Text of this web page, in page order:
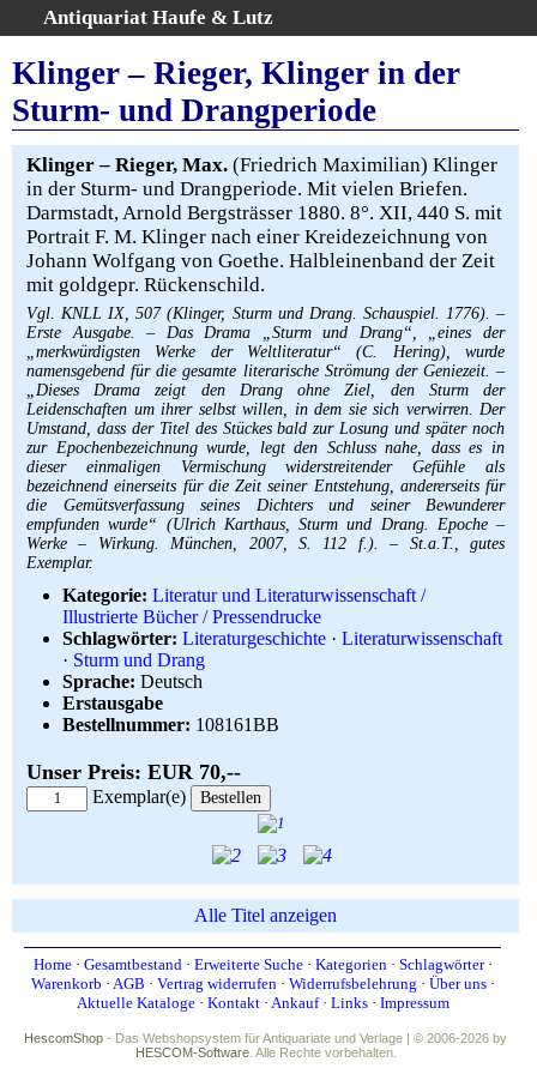
Antiquariat Haufe & Lutz
Home
Gesamtbestand
Erweiterte Suche
Kategorien
Schlagwörter
Warenkorb
AGB
Widerruf
Über uns
Aktuelle Kataloge
Kontakt
Ankauf
Links
Impressum
Klinger – Rieger, Klinger in der
Sturm- und Drangperiode
Klinger – Rieger, Max. (Friedrich Maximilian) Klinger
in der Sturm- und Drangperiode. Mit vielen Briefen.
Darmstadt, Arnold Bergsträsser 1880. 8°. XII, 440 S. mit
Portrait F. M. Klinger nach einer Kreidezeichnung von
Johann Wolfgang von Goethe. Halbleinenband der Zeit
mit goldgepr. Rückenschild.
Vgl. KNLL IX, 507 (Klinger, Sturm und Drang. Schauspiel. 1776). –
Erste Ausgabe. – Das Drama „Sturm und Drang“, „eines der
„merkwürdigsten Werke der Weltliteratur“ (C. Hering), wurde
namensgebend für die gesamte literarische Strömung der Geniezeit. –
„Dieses Drama zeigt den Drang ohne Ziel, den Sturm der
Leidenschaften um ihrer selbst willen, in dem sie sich verwirren. Der
Umstand, dass der Titel des Stückes bald zur Losung und später noch
zur Epochenbezeichnung wurde, legt den Schluss nahe, dass es in
dieser einmaligen Vermischung widerstreitender Gefühle als
bezeichnend einerseits für die Zeit seiner Entstehung, andererseits für
die Gemütsverfassung seines Dichters und seiner Bewunderer
empfunden wurde“ (Ulrich Karthaus, Sturm und Drang. Epoche –
Werke – Wirkung. München, 2007, S. 112 f.). – St.a.T., gutes
Exemplar.
Kategorie: Literatur und Literaturwissenschaft /
Illustrierte Bücher / Pressendrucke
Schlagwörter: Literaturgeschichte · Literaturwissenschaft
· Sturm und Drang
Sprache: Deutsch
Erstausgabe
Bestellnummer: 108161BB
Unser Preis: EUR 70,--
Exemplar(e)
Alle Titel anzeigen
Home· Gesamtbestand· Erweiterte Suche· Kategorien· Schlagwörter·
Warenkorb · AGB · Vertrag widerrufen· Widerrufsbelehrung · Über uns·
Aktuelle Kataloge· Kontakt· Ankauf· Links· Impressum
HescomShop - Das Webshopsystem für Antiquariate und Verlage | © 2006-2026 by
HESCOM-Software. Alle Rechte vorbehalten.